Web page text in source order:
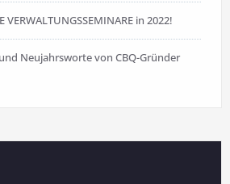
VERWALTUNGSSEMINARE in 2022!
Neujahrsworte von CBQ-Gründer